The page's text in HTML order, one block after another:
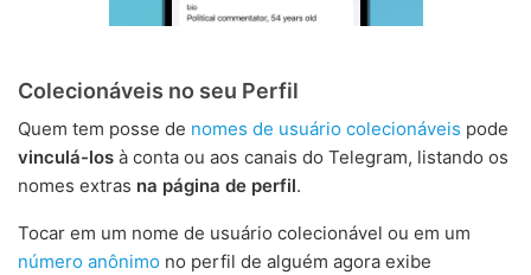
Colecionáveis no seu Perfil
Quem tem posse de nomes de usuário colecionáveis pode
vinculá-los à conta ou aos canais do Telegram, listando os
nomes extras na página de perfil.
Tocar em um nome de usuário colecionável ou em um
número anônimo no perfil de alguém agora exibe